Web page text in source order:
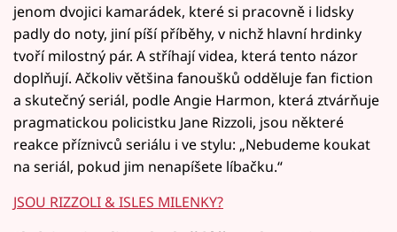
jenom dvojici kamarádek, které si pracovně i lidsky
padly do noty, jiní píší příběhy, v nichž hlavní hrdinky
tvoří milostný pár. A stříhají videa, která tento názor
doplňují. Ačkoliv většina fanoušků odděluje fan fiction
a skutečný seriál, podle Angie Harmon, která ztvárňuje
pragmatickou policistku Jane Rizzoli, jsou některé
reakce příznivců seriálu i ve stylu: „Nebudeme koukat
na seriál, pokud jim nenapíšete líbačku.“
JSOU RIZZOLI & ISLES MILENKY?